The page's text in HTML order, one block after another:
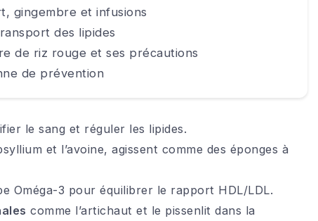
gingembre et infusions
des lipides
de riz rouge et ses précautions
de prévention
le sang et réguler les lipides.
et l’avoine, agissent comme des éponges à
Oméga-3 pour équilibrer le rapport HDL/LDL.
comme l’artichaut et le pissenlit dans la